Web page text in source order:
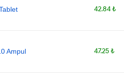
42.84 ₺
Ampul 47.25 ₺